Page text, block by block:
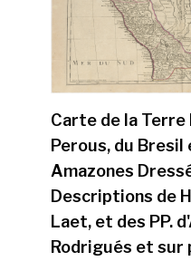
Carte de la Terre
Perous, du Bresil
Amazones
Descriptions de
Laet, et des PP.
Rodrigués et sur